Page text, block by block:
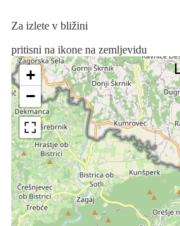
Za izlete v bližini
pritisni na ikone na zemljevidu
+
−